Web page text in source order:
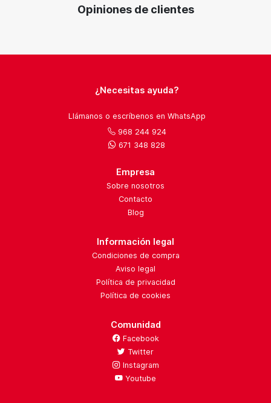
Opiniones de clientes
¿Necesitas ayuda?
Llámanos o escríbenos en WhatsApp
968 244 924
671 348 828
Empresa
Sobre nosotros
Contacto
Blog
Información legal
Condiciones de compra
Aviso legal
Política de privacidad
Política de cookies
Comunidad
Facebook
Twitter
Instagram
Youtube